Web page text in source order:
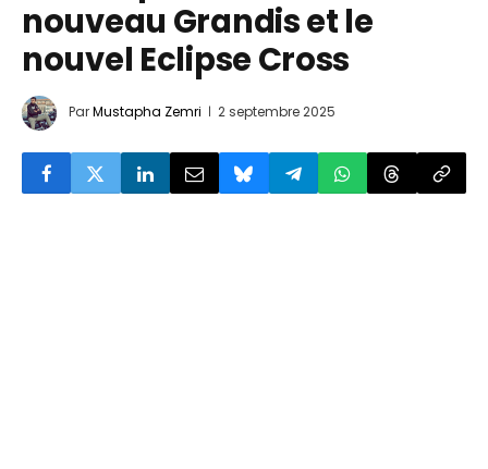
nouveau Grandis et le
nouvel Eclipse Cross
ParMustapha Zemri 2 septembre 2025